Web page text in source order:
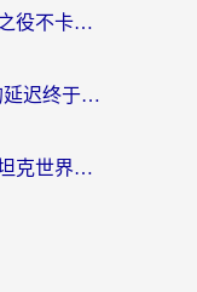
在欧洲怎么打绝地求生：未来之役不卡？留学生亲测的加速器避坑指南
人在美国玩BanG加速器，我的延迟终于绿了
海外玩坦克世界总卡顿？海外坦克世界加速器有哪些？实测好用的选择在这里